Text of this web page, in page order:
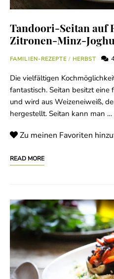
Tandoori-Seitan auf
Zitronen-Minz-
FAMILIEN-REZEPTE / HERBST
Die vielfältigen
fantastisch. Seitan besitzt eine
und wird aus Weizeneiweiß,
hergestellt. Seitan kann man …
Zu meinen Favoriten
READ MORE